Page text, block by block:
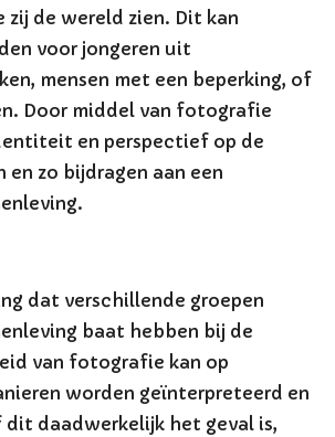
zij de wereld zien. Dit kan
voor jongeren uit
mensen met een beperking, of
Door middel van fotografie
en perspectief op de
zo bijdragen aan een
dat verschillende groepen
baat hebben bij de
van fotografie kan op
worden geïnterpreteerd en
daadwerkelijk het geval is,